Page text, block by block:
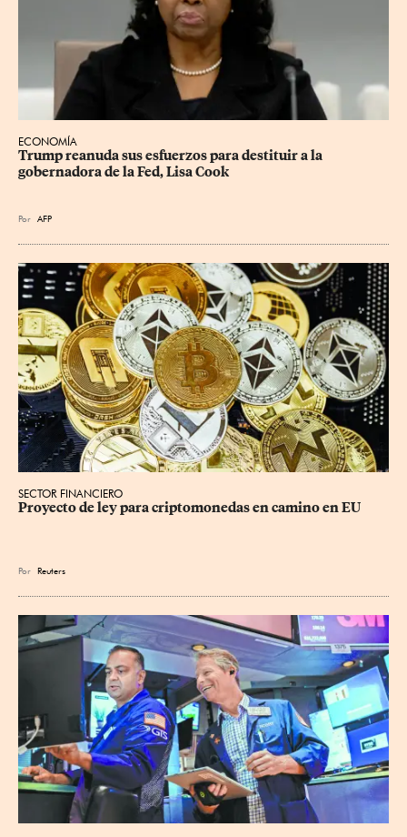
ECONOMÍA
Trump reanuda sus esfuerzos para destituir a la
gobernadora de la Fed, Lisa Cook
Por AFP
SECTOR FINANCIERO
Proyecto de ley para criptomonedas en camino en EU
Por Reuters